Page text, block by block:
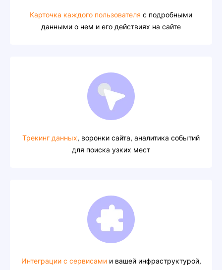
Карточка каждого пользователя с подробными
данными о нем и его действиях на сайте
Трекинг данных, воронки сайта, аналитика событий
для поиска узких мест
Интеграции с сервисамии вашей инфраструктурой,